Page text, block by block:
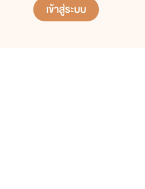
เข้าสู่ระบบ